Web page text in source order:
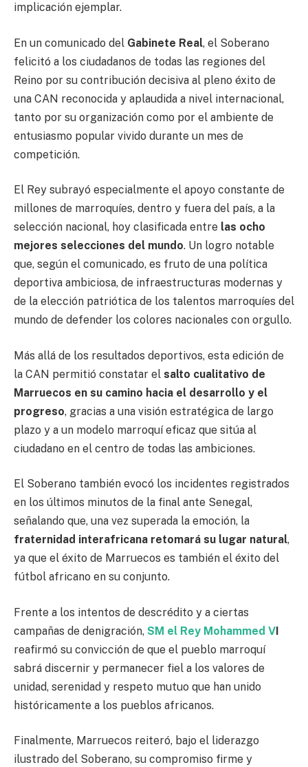
implicación ejemplar.
En un comunicado del Gabinete Real, el Soberano
felicitó a los ciudadanos de todas las regiones del
Reino por su contribución decisiva al pleno éxito de
una CAN reconocida y aplaudida a nivel internacional,
tanto por su organización como por el ambiente de
entusiasmo popular vivido durante un mes de
competición.
El Rey subrayó especialmente el apoyo constante de
millones de marroquíes, dentro y fuera del país, a la
selección nacional, hoy clasificada entre las ocho
mejores selecciones del mundo. Un logro notable
que, según el comunicado, es fruto de una política
deportiva ambiciosa, de infraestructuras modernas y
de la elección patriótica de los talentos marroquíes del
mundo de defender los colores nacionales con orgullo.
Más allá de los resultados deportivos, esta edición de
la CAN permitió constatar el salto cualitativo de
Marruecos en su camino hacia el desarrollo y el
progreso, gracias a una visión estratégica de largo
plazo y a un modelo marroquí eficaz que sitúa al
ciudadano en el centro de todas las ambiciones.
El Soberano también evocó los incidentes registrados
en los últimos minutos de la final ante Senegal,
señalando que, una vez superada la emoción, la
fraternidad interafricana retomará su lugar natural,
ya que el éxito de Marruecos es también el éxito del
fútbol africano en su conjunto.
Frente a los intentos de descrédito y a ciertas
campañas de denigración, SM el Rey Mohammed VI
reafirmó su convicción de que el pueblo marroquí
sabrá discernir y permanecer fiel a los valores de
unidad, serenidad y respeto mutuo que han unido
históricamente a los pueblos africanos.
Finalmente, Marruecos reiteró, bajo el liderazgo
ilustrado del Soberano, su compromiso firme y